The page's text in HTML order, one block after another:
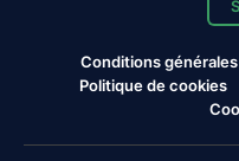
Conditions générales
Politique de cookies